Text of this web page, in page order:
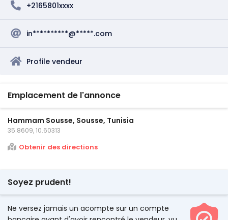
+2165801xxxx
in**********@*****.com
Profile vendeur
Emplacement de l'annonce
Hammam Sousse, Sousse, Tunisia
35.8609, 10.60313
Obtenir des directions
Soyez prudent!
Ne versez jamais un acompte sur un compte